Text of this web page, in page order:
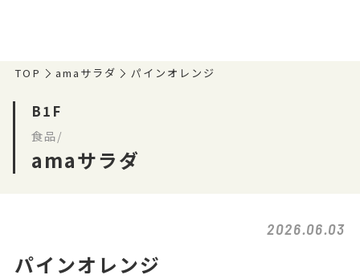
TOP amaサラダ パインオレンジ
B1F
食品/
amaサラダ
2026.06.03
パインオレンジ